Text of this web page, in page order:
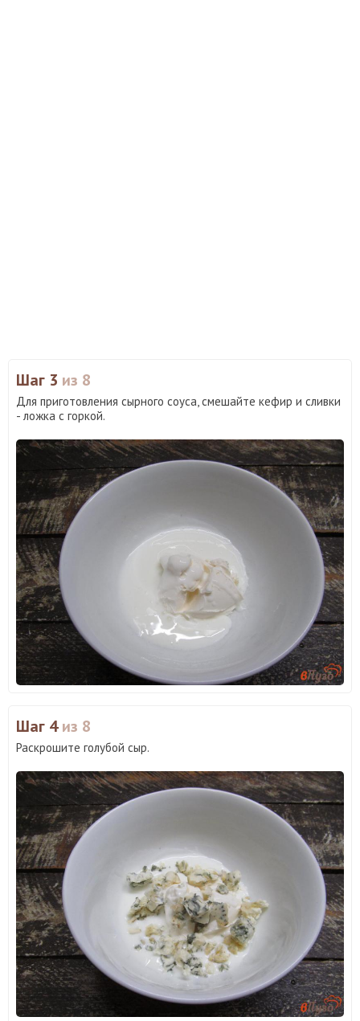
Шаг 3 из 8
Для приготовления сырного соуса, смешайте кефир и сливки
- ложка с горкой.
Шаг 4из 8
Раскрошите голубой сыр.